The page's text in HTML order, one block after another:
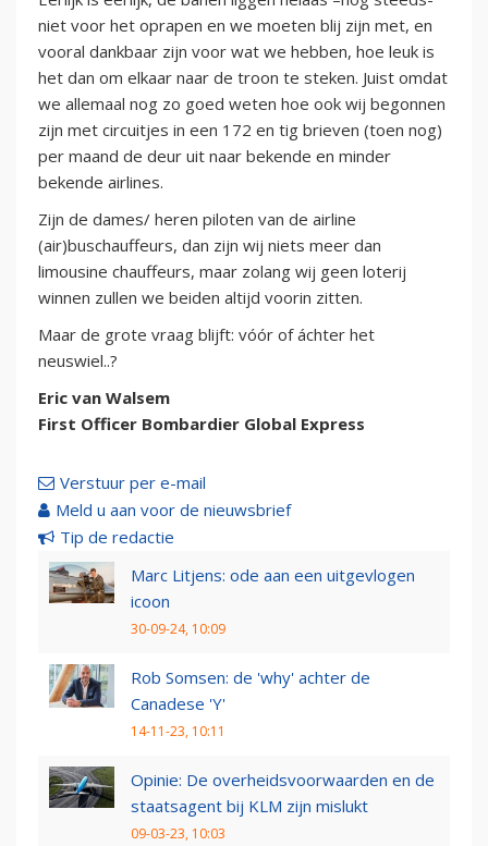
niet voor het oprapen en we moeten blij zijn met, en
vooral dankbaar zijn voor wat we hebben, hoe leuk is
het dan om elkaar naar de troon te steken. Juist omdat
we allemaal nog zo goed weten hoe ook wij begonnen
zijn met circuitjes in een 172 en tig brieven (toen nog)
per maand de deur uit naar bekende en minder
bekende airlines.
Zijn de dames/ heren piloten van de airline
(air)buschauffeurs, dan zijn wij niets meer dan
limousine chauffeurs, maar zolang wij geen loterij
winnen zullen we beiden altijd voorin zitten.
Maar de grote vraag blijft: vóór of áchter het
neuswiel..?
Eric van Walsem
First Officer Bombardier Global Express
Verstuur per e-mail
Meld u aan voor de nieuwsbrief
Tip de redactie
Marc Litjens: ode aan een uitgevlogen
icoon
30-09-24, 10:09
Rob Somsen: de 'why' achter de
Canadese 'Y'
14-11-23, 10:11
Opinie: De overheidsvoorwaarden en de
staatsagent bij KLM zijn mislukt
09-03-23, 10:03